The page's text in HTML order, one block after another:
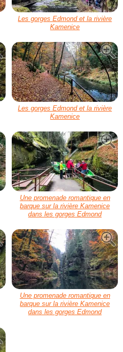
Les gorges Edmond et la rivière
Kamenice
Les gorges Edmond et la rivière
Kamenice
Une promenade romantique en
barque sur la rivière Kamenice
dans les gorges Edmond
Une promenade romantique en
barque sur la rivière Kamenice
dans les gorges Edmond